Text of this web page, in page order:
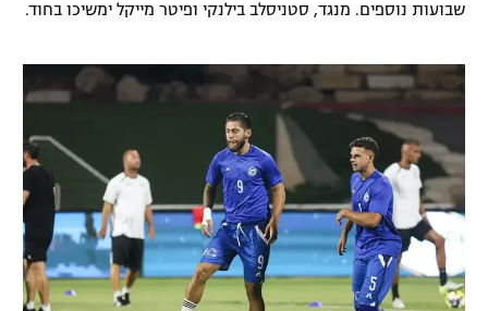
לוח דרושים – ג'ובנט
תגיות
המגזין
שבועות נוספים. מנגד, סטניסלב בילנקי ופיטר מייקל ימשיכו בחוד.